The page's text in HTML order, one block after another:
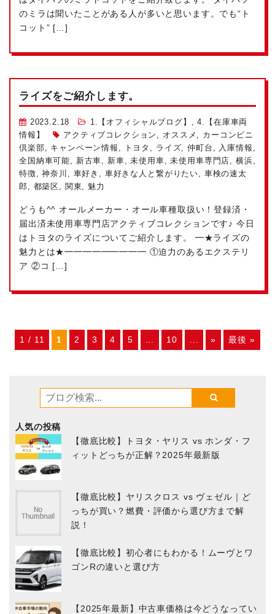
のミラは聞いたことがある人が多いと思います。でも“ト
コット” […]
ライズをご紹介します。
2023.2.18 1.【オフィシャルブログ】 ,4.【在庫車両
情報】
アクティブコレクション オススメ
カーコンビニ
倶楽部
キャンペーン情報 トヨタ ライズ ,仲町台 入庫情報
全国納車可能
新古車 新車 ,未使用車 ,未使用車専門店 横浜
特徴 ,神奈川 車好き 車好きな人と繋がりたい
車検の速太
郎
都築区 関東 魅力
どうも^^ オールメーカー・オール車種取扱い！登録済・
届出済未使用車専門店アクティブコレクションです♪ 今日
はトヨタのライズについてご紹介します。 ━★ライズの
魅力とは★━━━━━━━━━ ①迫力のあるエクステリ
ア ②コ […]
1 / 11 1 2 3 4 5 10 » 最後 »
人気の投稿
【徹底比較】トヨタ・ヤリス vs ホンダ・フ
ィットどっちが正解？2025年最新版
【徹底比較】ヤリスクロス vs ヴェゼル｜ど
っちが買い？燃費・評価から選び方まで解
説！
【徹底比較】初心者にもわかる！ムーヴとワ
ゴンRの違いと選び方
【2025年最新】中古車価格は今どうなってい